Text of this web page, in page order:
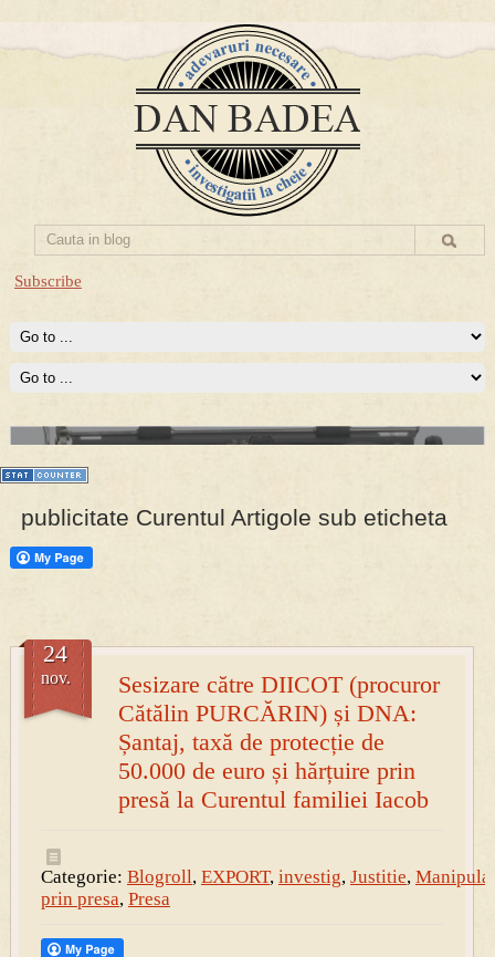
Subscribe
PRESA
Permise pentru vânătoarea de porci în costume, cu gulere albe
publicitate Curentul Artigole sub eticheta
Sesizare către DIICOT (procuror
Cătălin PURCĂRIN) și DNA:
Șantaj, taxă de protecție de
50.000 de euro și hărțuire prin
presă la Curentul familiei Iacob
24
nov.
Categorie: Blogroll, EXPORT, investig, Justitie,
prin presa, Presa